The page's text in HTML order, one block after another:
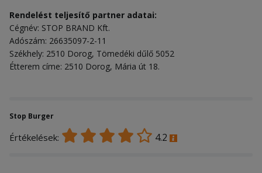
Rendelést teljesítő partner adatai:
Cégnév: STOP BRAND Kft.
Adószám: 26635097-2-11
Székhely: 2510 Dorog, Tömedéki dűlő 5052
Étterem címe: 2510 Dorog, Mária út 18.
Stop Burger
Értékelések: 4.2